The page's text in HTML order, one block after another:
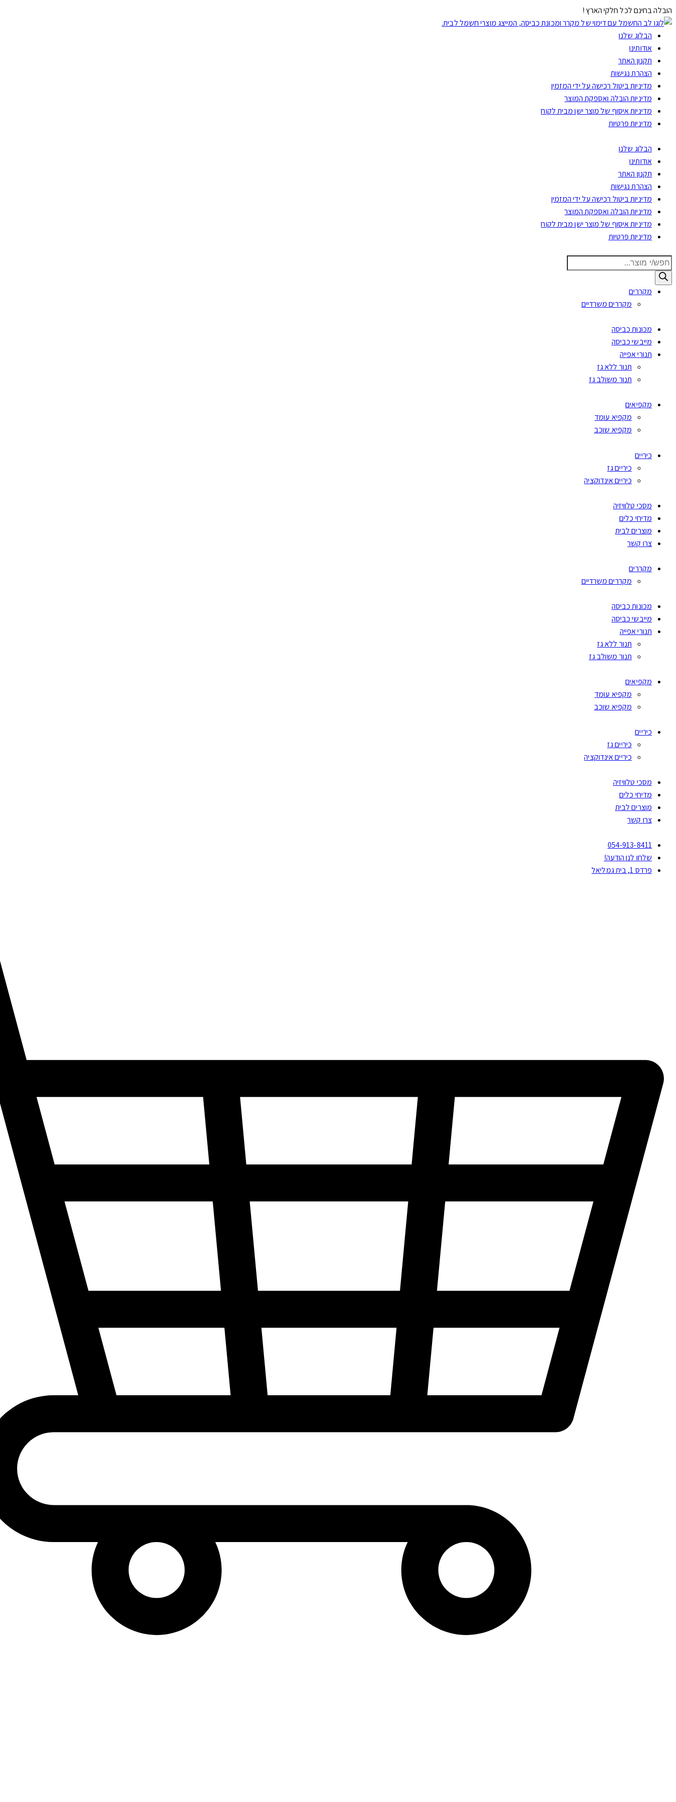
הובלה בחינם לכל חלקי הארץ !
הבלוג שלנו
אודותינו
תקנון האתר
הצהרת נגישות
מדיניות ביטול רכישה על ידי המזמין
מדיניות הובלה ואספקת המוצר
מדיניות איסוף של מוצר ישן מבית לקוח
מדיניות פרטיות
הבלוג שלנו
אודותינו
תקנון האתר
הצהרת נגישות
מדיניות ביטול רכישה על ידי המזמין
מדיניות הובלה ואספקת המוצר
מדיניות איסוף של מוצר ישן מבית לקוח
מדיניות פרטיות
Products
search
מקררים
מקררים משרדיים
מכונות כביסה
מייבשי כביסה
תנורי אפייה
תנור ללא גז
תנור משולב גז
מקפיאים
מקפיא עומד
מקפיא שוכב
כיריים
כיריים גז
כיריים אינדוקציה
מסכי טלוויזיה
מדיחי כלים
מוצרים לבית
צרו קשר
מקררים
מקררים משרדיים
מכונות כביסה
מייבשי כביסה
תנורי אפייה
תנור ללא גז
תנור משולב גז
מקפיאים
מקפיא עומד
מקפיא שוכב
כיריים
כיריים גז
כיריים אינדוקציה
מסכי טלוויזיה
מדיחי כלים
מוצרים לבית
צרו קשר
054-913-8411
שלחו לנו הודעה!
פרדס 1, בית גמליאל